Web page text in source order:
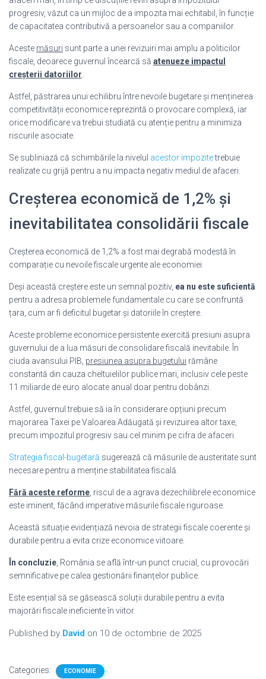
progresiv, văzut ca un mijloc de a impozita mai echitabil, în funcție
de capacitatea contributivă a persoanelor sau a companiilor.
Aceste măsuri sunt parte a unei revizuiri mai amplu a politicilor
fiscale, deoarece guvernul încearcă să atenueze impactul
creșterii datoriilor
Astfel, păstrarea unui echilibru între nevoile bugetare și menținerea
competitivității economice reprezintă o provocare complexă, iar
orice modificare va trebui studiată cu atenție pentru a minimiza
riscurile asociate.
Se subliniază că schimbările la nivelul acestor impozitetrebuie
realizate cu grijă pentru a nu impacta negativ mediul de afaceri.
Creșterea economică de 1,2% și
inevitabilitatea consolidării fiscale
Creșterea economică de 1,2% a fost mai degrabă modestă în
comparație cu nevoile fiscale urgente ale economiei.
Deși această creștere este un semnal pozitiv, ea nu este suficientă
pentru a adresa problemele fundamentale cu care se confruntă
țara, cum ar fi deficitul bugetar și datoriile în creștere.
Aceste probleme economice persistente exercită presiuni asupra
guvernului de a lua măsuri de consolidare fiscală inevitabile. În
ciuda avansului PIB, presiunea asupra bugetului rămâne
constantă din cauza cheltuielilor publice mari, inclusiv cele peste
11 miliarde de euro alocate anual doar pentru dobânzi.
Astfel, guvernul trebuie să ia în considerare opțiuni precum
majorarea Taxei pe Valoarea Adăugată și revizuirea altor taxe,
precum impozitul progresiv sau cel minim pe cifra de afaceri.
Strategia fiscal-bugetară sugerează că măsurile de austeritate sunt
necesare pentru a menține stabilitatea fiscală.
Fără aceste reforme , riscul de a agrava dezechilibrele economice
este iminent, făcând imperative măsurile fiscale riguroase.
Această situație evidențiază nevoia de strategii fiscale coerente și
durabile pentru a evita crize economice viitoare.
În concluzie , România se află într-un punct crucial, cu provocări
semnificative pe calea gestionării finanțelor publice.
Este esențial să se găsească soluții durabile pentru a evita
majorări fiscale ineficiente în viitor.
Published by David on 10 de octombrie de 2025
Categories: ECONOMIE